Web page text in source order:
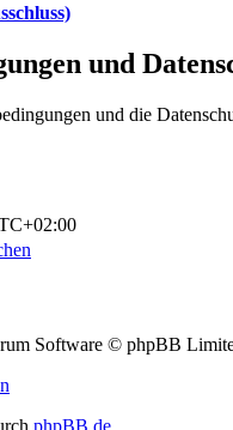
und
und die
Software © phpBB
phpBB.de